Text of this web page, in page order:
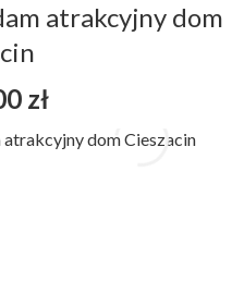
atrakcyjny dom
zł